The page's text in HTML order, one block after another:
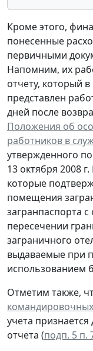
Кроме этого,
понесенные
первичными
Напомним, их
отчету, который
представлен
дней после
Положения об
работников в
утвержденного
13 октября 2008
которые
помещения
загранпаспорта
пересечении
заграничного
выдаваемые при
использованием
Отметим также,
учета
отчета (подп. 5 п.